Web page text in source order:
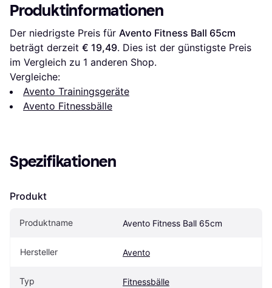
Produktinformationen
Der niedrigste Preis für Avento Fitness Ball 65cm
beträgt derzeit € 19,49. Dies ist der günstigste Preis
im Vergleich zu 1 anderen Shop.
Vergleiche:
Avento Trainingsgeräte
Avento Fitnessbälle
Spezifikationen
Produkt
Produktname Avento Fitness Ball 65cm
Hersteller Avento
Typ Fitnessbälle